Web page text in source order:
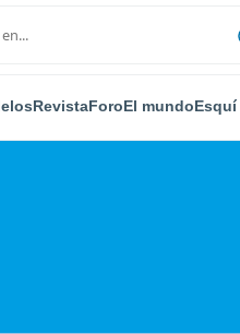
RevistaForoEl mundoEsquí